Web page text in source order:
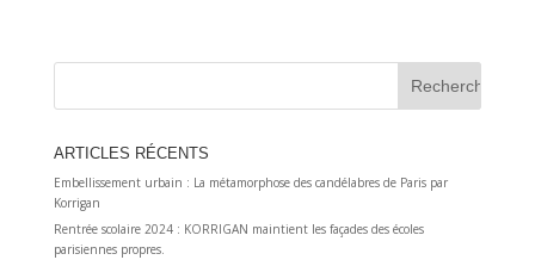
ARTICLES RÉCENTS
Embellissement urbain : La métamorphose des candélabres de Paris par
Korrigan
Rentrée scolaire 2024 : KORRIGAN maintient les façades des écoles
parisiennes propres.